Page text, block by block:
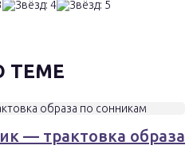
ТЕМЕ
— трактовка образа